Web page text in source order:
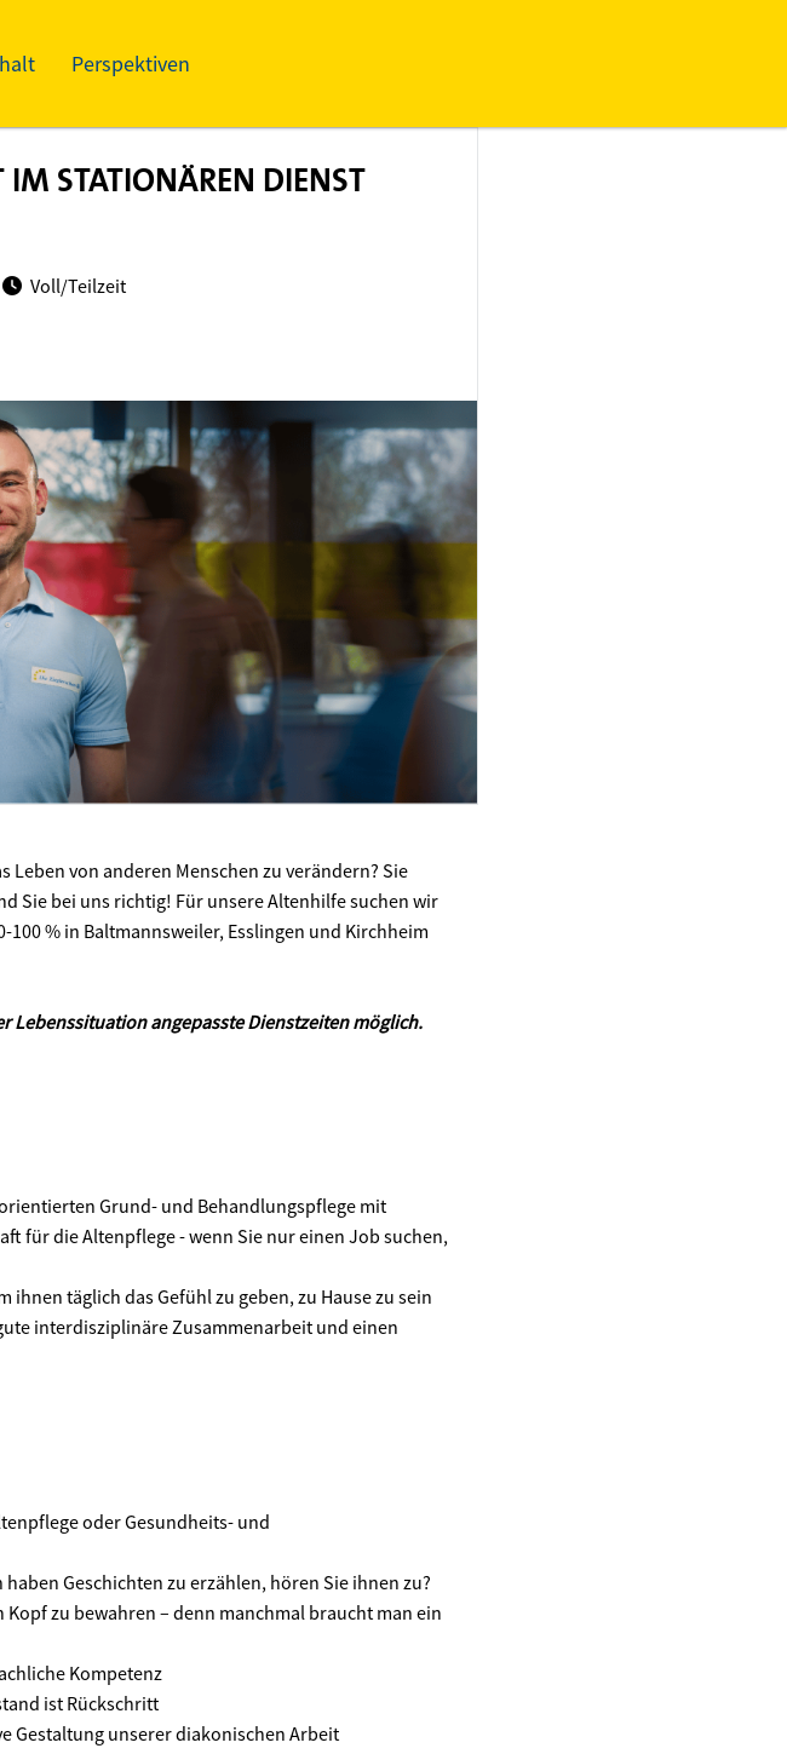
Perspektiven
IM STATIONÄREN DIENST
Voll/Teilzeit
von anderen Menschen zu verändern? Sie
Sie bei uns richtig! Für unsere Altenhilfe suchen wir
% in Baltmannsweiler, Esslingen und Kirchheim
Lebenssituation angepasste Dienstzeiten möglich.
Grund- und Behandlungspflege mit
für die Altenpflege - wenn Sie nur einen Job suchen,
täglich das Gefühl zu geben, zu Hause zu sein
interdisziplinäre Zusammenarbeit und einen
oder Gesundheits- und
Geschichten zu erzählen, hören Sie ihnen zu?
zu bewahren – denn manchmal braucht man ein
Kompetenz
ist Rückschritt
Gestaltung unserer diakonischen Arbeit